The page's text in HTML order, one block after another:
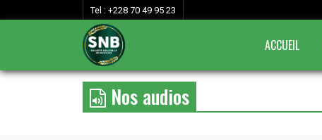
Tel : +228 70 49 95 23
ACCUEIL
Nos audios